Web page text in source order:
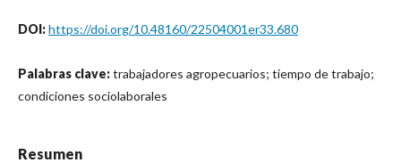
DOI:https://doi.org/10.48160/22504001er33.680
Palabras clave:trabajadores agropecuarios; tiempo de trabajo;
condiciones sociolaborales
Resumen